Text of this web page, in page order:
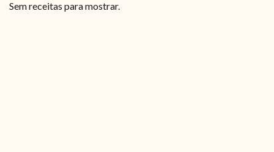
Sem receitas para mostrar.